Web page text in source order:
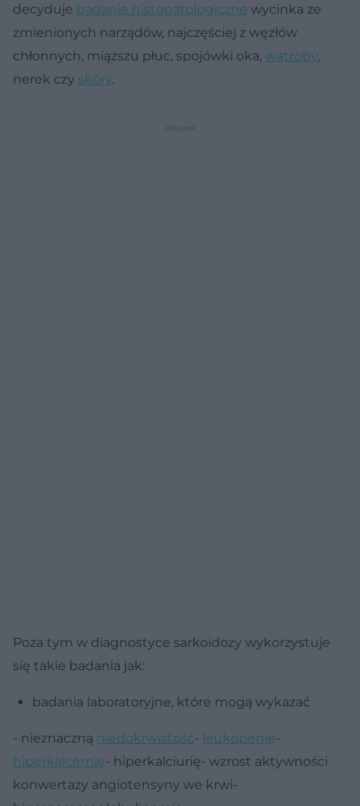
decyduje badanie histopatologiczne wycinka ze
zmienionych narządów, najczęściej z węzłów
chłonnych, miąższu płuc, spojówki oka, wątroby,
nerek czy skóry.
Poza tym w diagnostyce sarkoidozy wykorzystuje
się takie badania jak:
badania laboratoryjne, które mogą wykazać
- nieznaczną niedokrwistość- leukopenię-
hiperkalcemię- hiperkalciurię- wzrost aktywności
konwertazy angiotensyny we krwi-